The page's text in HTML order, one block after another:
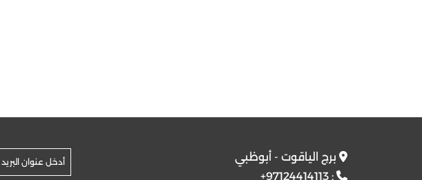
برج الياقوت - أبوظبي
:
+97124414113